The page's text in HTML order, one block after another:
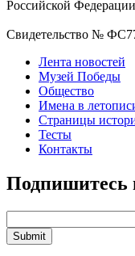
Российской Федерации
Свидетельство №
Лента новостей
Музей Победы
Общество
Имена в
Страницы
Тесты
Контакты
Подпишитесь